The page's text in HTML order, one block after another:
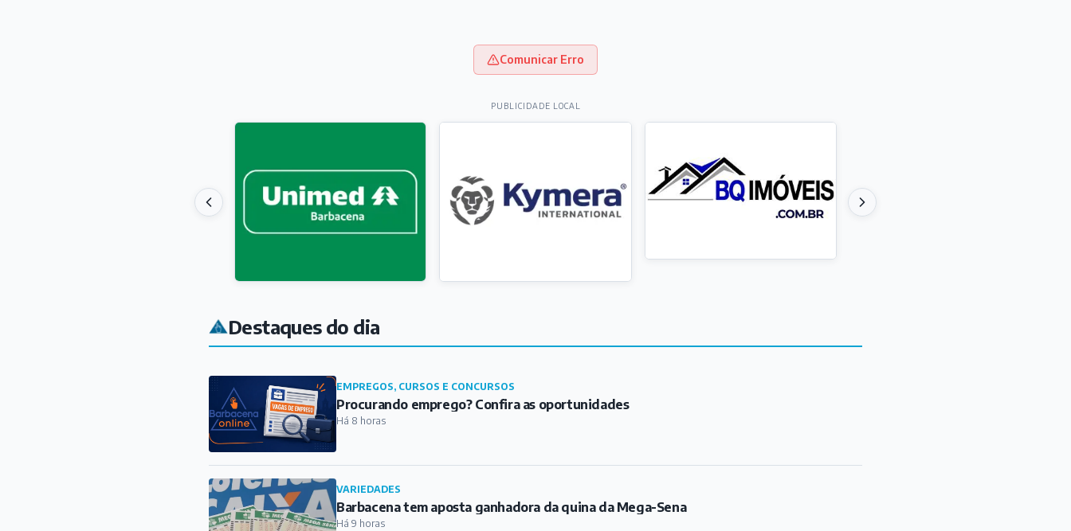
Comunicar Erro
PUBLICIDADE LOCAL
Destaques do dia
EMPREGOS, CURSOS E CONCURSOS
Procurando emprego? Confira as oportunidades
Há 8 horas
VARIEDADES
Barbacena tem aposta ganhadora da quina da Mega-Sena
Há 9 horas